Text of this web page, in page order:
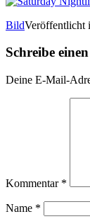
BildVeröffentlicht
Schreibe
Deine E-Mail-
Kommentar *
Name *